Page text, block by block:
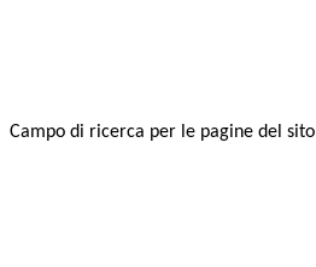
Campo di ricerca per le pagine del sito